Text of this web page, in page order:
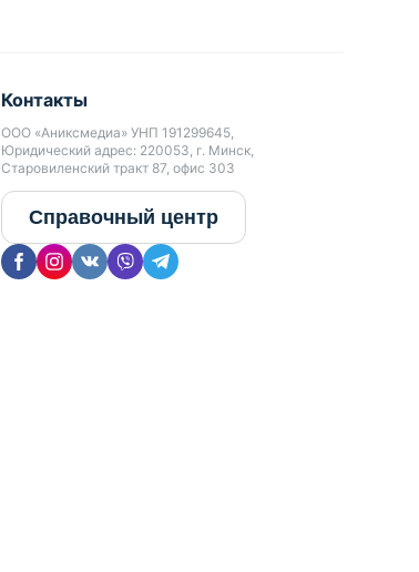
Контакты
ООО «Аниксмедиа» УНП 191299645,
Юридический адрес: 220053, г. Минск,
Старовиленский тракт 87, офис 303
Справочный центр